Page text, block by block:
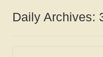
NOVOSTI
Daily Archives: